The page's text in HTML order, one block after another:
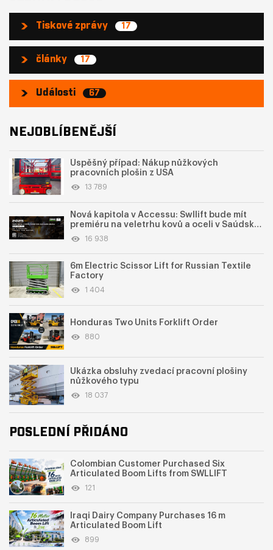
Tiskové zprávy 17
články 17
Události 67
NEJOBLÍBENĚJŠÍ
Úspěšný případ: Nákup nůžkových
pracovních plošin z USA
13 789
Nová kapitola v Accessu: Swllift bude mít
premiéru na veletrhu kovů a oceli v Saúdské
Arábii 2025
16 938
6m Electric Scissor Lift for Russian Textile
Factory
1 404
Honduras Two Units Forklift Order
880
Ukázka obsluhy zvedací pracovní plošiny
nůžkového typu
18 037
POSLEDNÍ PŘIDÁNO
Colombian Customer Purchased Six
Articulated Boom Lifts from SWLLIFT
121
Iraqi Dairy Company Purchases 16 m
Articulated Boom Lift
899